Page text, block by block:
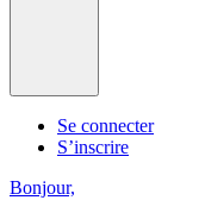
Se connecter
S’inscrire
Bonjour,